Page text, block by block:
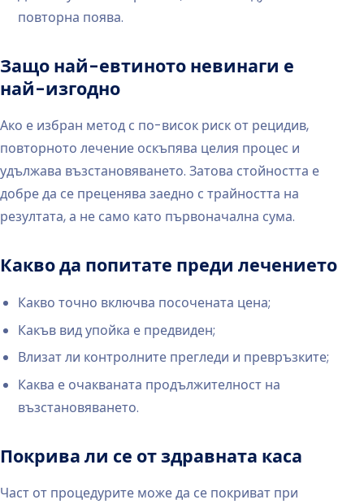
повторна поява.
Защо най-евтиното невинаги е
най-изгодно
Ако е избран метод с по-висок риск от рецидив,
повторното лечение оскъпява целия процес и
удължава възстановяването. Затова стойността е
добре да се преценява заедно с трайността на
резултата, а не само като първоначална сума.
Какво да попитате преди лечението
Какво точно включва посочената цена;
Какъв вид упойка е предвиден;
Влизат ли контролните прегледи и превръзките;
Каква е очакваната продължителност на
възстановяването.
Покрива ли се от здравната каса
Част от процедурите може да се покриват при